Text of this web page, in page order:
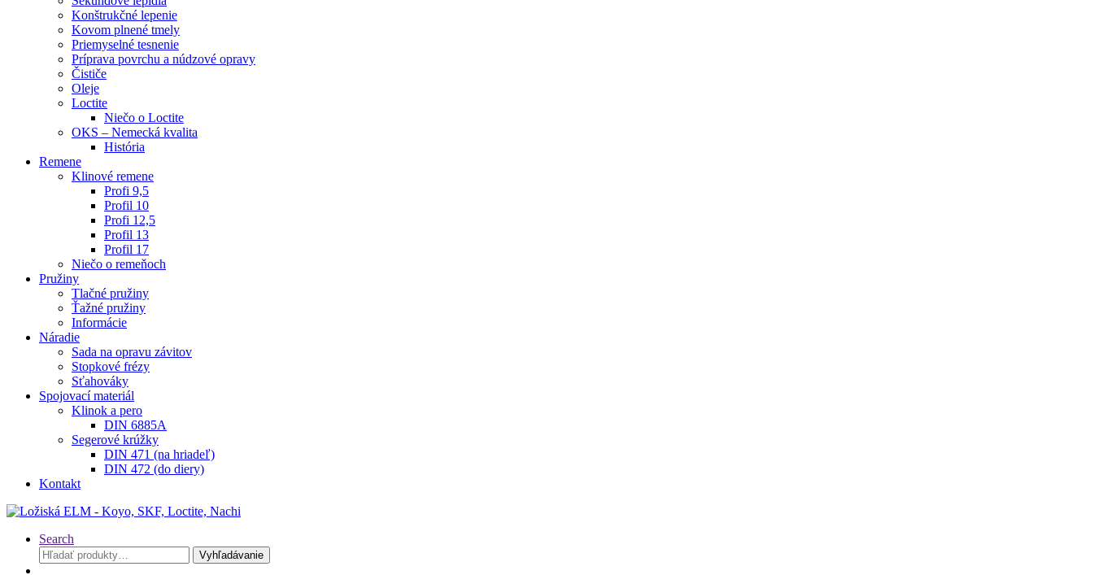
Konštrukčné lepenie
Kovom plnené tmely
Priemyselné tesnenie
Príprava povrchu a núdzové opravy
Čističe
Oleje
Loctite
Niečo o Loctite
OKS – Nemecká kvalita
História
Remene
Klinové remene
Profi 9,5
Profil 10
Profi 12,5
Profil 13
Profil 17
Niečo o remeňoch
Pružiny
Tlačné pružiny
Ťažné pružiny
Informácie
Náradie
Sada na opravu závitov
Stopkové frézy
Sťahováky
Spojovací materiál
Klinok a pero
DIN 6885A
Segerové krúžky
DIN 471 (na hriadeľ)
DIN 472 (do diery)
Kontakt
Search
Hľadať:
Vyhľadávanie